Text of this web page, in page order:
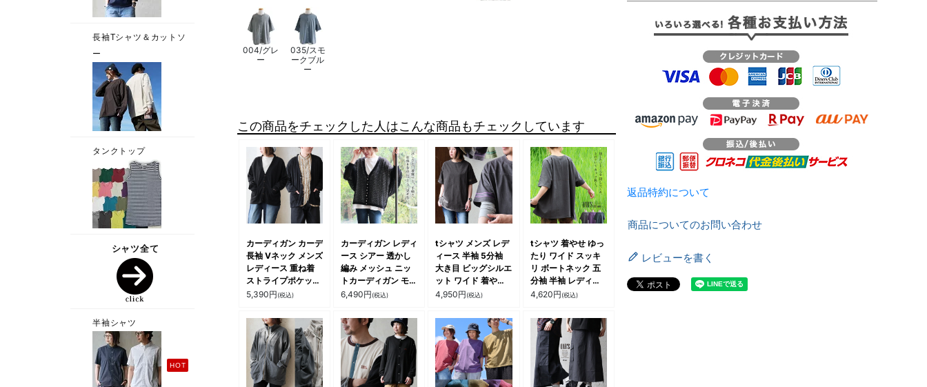
004/グレ
ー
035/スモ
ークブル
ー
この商品をチェックした人はこんな商品もチェックしています
カーディガン カーデ
長袖 Vネック メンズ
レディース 重ね着
ストライプポケット
マーブルボタン ポリ
性 ゆったり カジュ
アル 春 パティ
5,390円(税込)
カーディガン レディ
ース シアー 透かし
編み メッシュ ニッ
トカーディガン モモ
ンガカーデ 多ボタン
レーヨン パティ
6,490円(税込)
tシャツ メンズ レデ
ィース 半袖 5分袖
大き目 ビッグシルエ
ット ワイド 着やせ
夏 涼しい 冷感 ピグ
綿100 コットン し
っかり 丈夫 袖ライ
ン 洗濯 強い リブ 重
ね着 アメカジ 大人
カジュアル パティ
OAR’S オールズ
4,950円(税込)
tシャツ 着やせ ゆっ
たり ワイド スッキ
リ ボートネック 五
分袖 半袖 レディー
ス 夏 綿100％ ピグ
ロゴ プリント お尻
二の腕 隠れ カバー
ラグラン 重ね着 細
見え パティ OAR’S
オールズ
4,620円(税込)
返品特約について
商品についてのお問い合わせ
レビューを書く